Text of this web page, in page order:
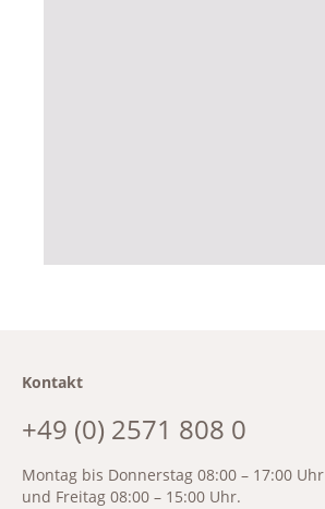
Kontakt
+49 (0) 2571 808 0
Montag bis Donnerstag 08:00 – 17:00 Uhr
und Freitag 08:00 – 15:00 Uhr.